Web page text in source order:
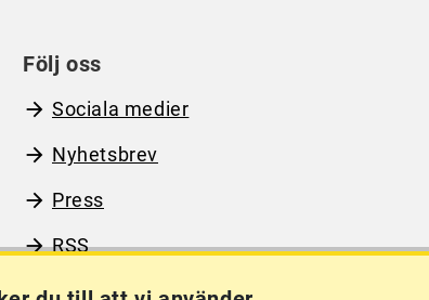
Följ oss
Sociala medier
Nyhetsbrev
Press
RSS